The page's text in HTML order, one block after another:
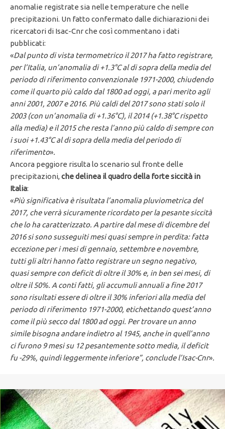
anomalie registrate sia nelle temperature che nelle
precipitazioni. Un fatto confermato dalle dichiarazioni dei
ricercatori di Isac-Cnr che così commentano i dati
pubblicati:
«Dal punto di vista termometrico il 2017 ha fatto registrare,
per l’Italia, un’anomalia di +1.3°C al di sopra della media del
periodo di riferimento convenzionale 1971-2000, chiudendo
come il quarto più caldo dal 1800 ad oggi, a pari merito agli
anni 2001, 2007 e 2016. Più caldi del 2017 sono stati solo il
2003 (con un’anomalia di +1.36°C), il 2014 (+1.38°C rispetto
alla media) e il 2015 che resta l’anno più caldo di sempre con
i suoi +1.43°C al di sopra della media del periodo di
riferimento».
Ancora peggiore risulta lo scenario sul fronte delle
precipitazioni,che delinea il quadro della forte siccità in
Italia:
«Più significativa è risultata l’anomalia pluviometrica del
2017, che verrà sicuramente ricordato per la pesante siccità
che lo ha caratterizzato. A partire dal mese di dicembre del
2016 si sono susseguiti mesi quasi sempre in perdita: fatta
eccezione per i mesi di gennaio, settembre e novembre,
tutti gli altri hanno fatto registrare un segno negativo,
quasi sempre con deficit di oltre il 30% e, in ben sei mesi, di
oltre il 50%. A conti fatti, gli accumuli annuali a fine 2017
sono risultati essere di oltre il 30% inferiori alla media del
periodo di riferimento 1971-2000, etichettando quest’anno
come il più secco dal 1800 ad oggi. Per trovare un anno
simile bisogna andare indietro al 1945, anche in quell’anno
ci furono 9 mesi su 12 pesantemente sotto media, il deficit
fu -29%, quindi leggermente inferiore”, conclude l’Isac-Cnr».